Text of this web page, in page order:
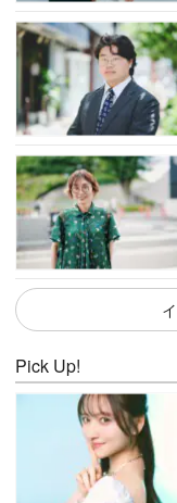
Pick Up!